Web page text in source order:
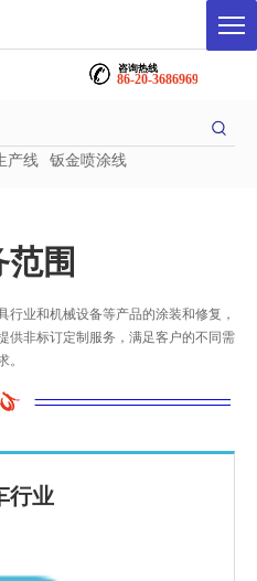
咨询热线
86-20-36869698
产线 钣金喷涂线
范围
行业和机械设备等产品的涂装和修复，
供非标订定制服务，满足客户的不同需
。
行业